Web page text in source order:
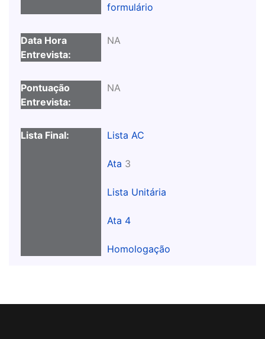
formulário
NA
NA
Lista AC
Ata 3
Lista Unitária
Ata 4
Homologação